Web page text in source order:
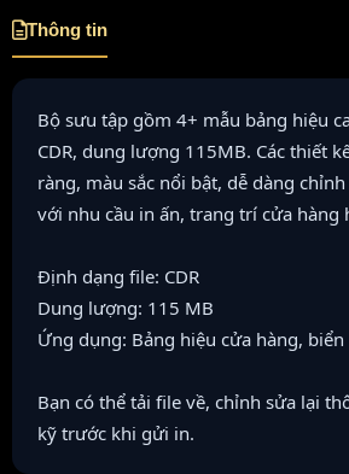
Thông tin
Bộ sưu tập gồm 4+ mẫu bảng hiệu
CDR, dung lượng 115MB. Các thiết
ràng, màu sắc nổi bật, dễ dàng
với nhu cầu in ấn, trang trí cửa hàng
Định dạng file: CDR
Dung lượng: 115 MB
Ứng dụng: Bảng hiệu cửa hàng,
Bạn có thể tải file về, chỉnh sửa lại
kỹ trước khi gửi in.